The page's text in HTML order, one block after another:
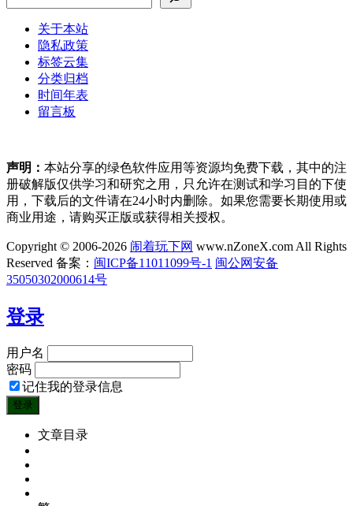
关于本站
隐私政策
标签云集
分类归档
时间年表
留言板
声明： 本站分享的绿色软件应用等资源均免费下载，其中的注
册破解版仅供学习和研究之用，只允许在测试和学习目的下使
用，下载后的文件请在24小时内删除。如果您需要长期使用或
商业用途，请购买正版或获得相关授权。
Copyright © 2006-2026 闹着玩下网 www.nZoneX.com All Rights
Reserved 备案： 闽ICP备11011099号-1 闽公网安备
35050302000614号
登录
用户名
密码
记住我的登录信息
文章目录